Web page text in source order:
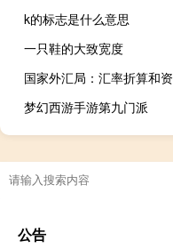
k的标志是什么意思
一只鞋的大致宽度
梦幻西游手游第九门派
公告